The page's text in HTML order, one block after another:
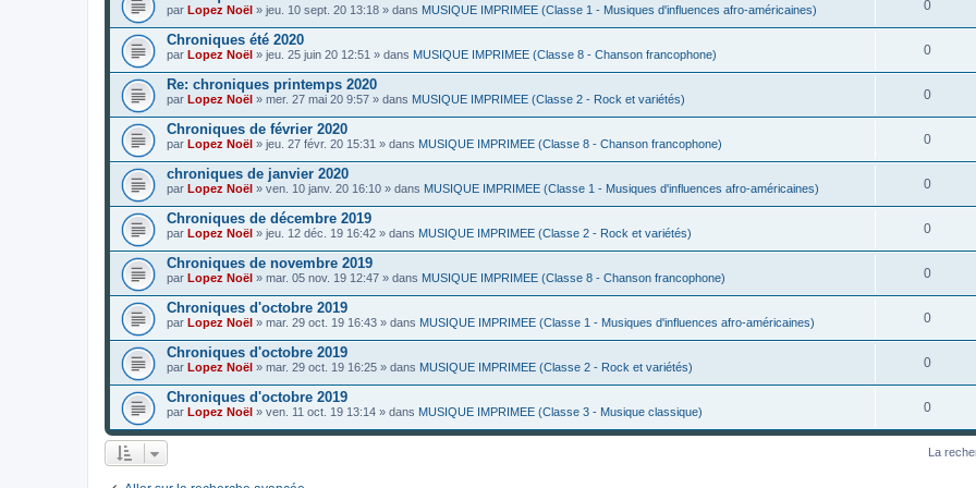
par Lopez Noël » jeu. 10 sept. 20 13:18 » dans MUSIQUE IMPRIMEE (Classe 1 - Musiques d'influences afro-américaines) 0
Chroniques été 2020
par Lopez Noël » jeu. 25 juin 20 12:51 » dans MUSIQUE IMPRIMEE (Classe 8 - Chanson francophone) 0
Re: chroniques printemps 2020
par Lopez Noël » mer. 27 mai 20 9:57 » dans MUSIQUE IMPRIMEE (Classe 2 - Rock et variétés) 0
Chroniques de février 2020
par Lopez Noël » jeu. 27 févr. 20 15:31 » dans MUSIQUE IMPRIMEE (Classe 8 - Chanson francophone) 0
chroniques de janvier 2020
par Lopez Noël » ven. 10 janv. 20 16:10 » dans MUSIQUE IMPRIMEE (Classe 1 - Musiques d'influences afro-américaines) 0
Chroniques de décembre 2019
par Lopez Noël » jeu. 12 déc. 19 16:42 » dans MUSIQUE IMPRIMEE (Classe 2 - Rock et variétés) 0
Chroniques de novembre 2019
par Lopez Noël » mar. 05 nov. 19 12:47 » dans MUSIQUE IMPRIMEE (Classe 8 - Chanson francophone) 0
Chroniques d'octobre 2019
par Lopez Noël » mar. 29 oct. 19 16:43 » dans MUSIQUE IMPRIMEE (Classe 1 - Musiques d'influences afro-américaines) 0
Chroniques d'octobre 2019
par Lopez Noël » mar. 29 oct. 19 16:25 » dans MUSIQUE IMPRIMEE (Classe 2 - Rock et variétés) 0
Chroniques d'octobre 2019
par Lopez Noël » ven. 11 oct. 19 13:14 » dans MUSIQUE IMPRIMEE (Classe 3 - Musique classique) 0
La